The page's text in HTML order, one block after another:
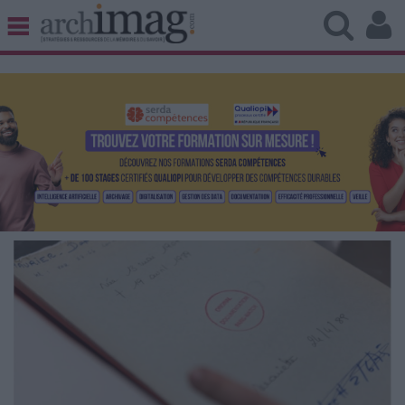
BIBLIOTHÈQUE ÉDITION
UNIVERS DATA
TRAVAIL COLLABORATIF
VIE NUMÉRIQUE
NUMÉRIQUE RESPONSABLE
LES DOSSIERS
LES NEWSLETTERS